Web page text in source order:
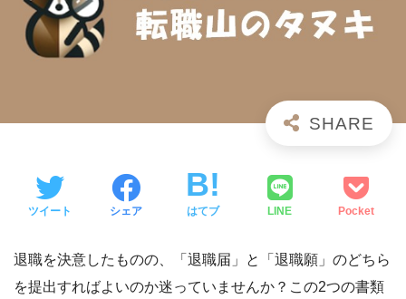
ツイート シェア はてブ LINE Pocket
退職を決意したものの、「退職届」と「退職願」のどちら
を提出すればよいのか迷っていませんか？この2つの書類